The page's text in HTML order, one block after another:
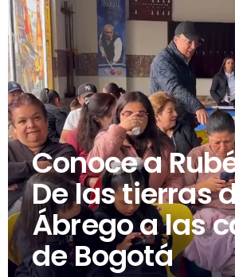
Conoce a
De las tierras
Ábrego a las
de Bogotá